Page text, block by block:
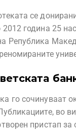
се
година 25
Република
го сочинуваат
во
пристап